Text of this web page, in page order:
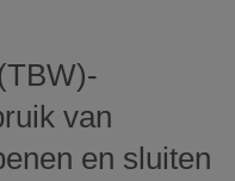
van
en sluiten